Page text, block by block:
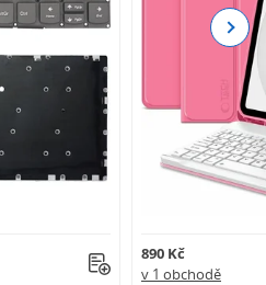
890 Kč
v 1 obchodě
Next